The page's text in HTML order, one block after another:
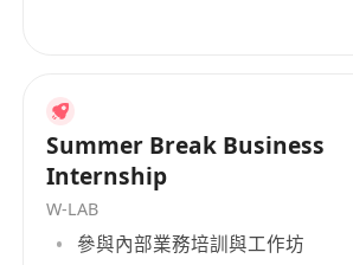
電訊盈科為平等機會僱主，歡迎所
請職位。申請人所提供的資料絕對
招聘有關的用途。在使用求職者所
時，僱主會嚴格遵守其個人資料政
收到有關要求時，會隨即提供一份
Summer Break Business
Internship
W-LAB
參與內部業務培訓與工作坊